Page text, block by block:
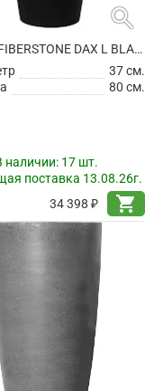
search
КАШПО FIBERSTONE DAX L BLACK
37 см.
80 см.
наличии: 17 шт.
поставка 13.08.26г.
34 398 ₽
shopping_cart